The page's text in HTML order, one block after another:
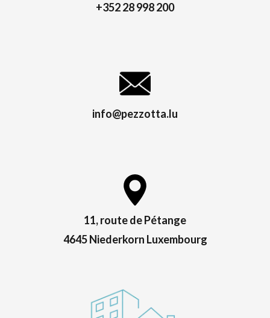
+352 28 998 200
info@pezzotta.lu
11, route de Pétange
4645 Niederkorn Luxembourg